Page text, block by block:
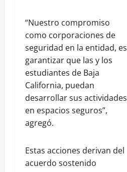
“Nuestro compromiso
como corporaciones de
seguridad en la entidad, es
garantizar que las y los
estudiantes de Baja
California, puedan
desarrollar sus actividades
en espacios seguros”,
agregó.
Estas acciones derivan del
acuerdo sostenido